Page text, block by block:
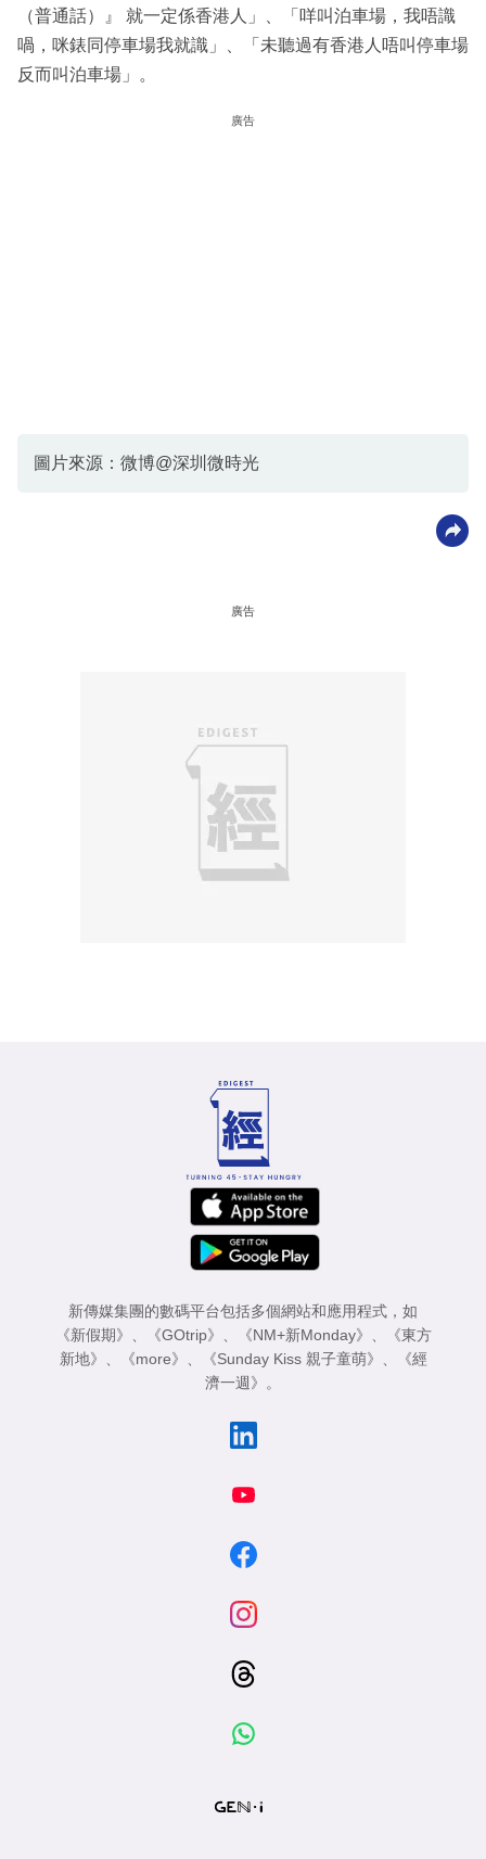
（普通話）』 就一定係香港人」、「咩叫泊車場，我唔識
喎，咪錶同停車場我就識」、「未聽過有香港人唔叫停車場
反而叫泊車場」。
廣告
圖片來源：微博@深圳微時光
廣告
新傳媒集團的數碼平台包括多個網站和應用程式，如
《新假期》 、 《GOtrip》 、 《NM+新Monday》 、
《東方
新地》 、 《more》 、 《Sunday Kiss 親子童萌》 、
《經
濟一週》 。